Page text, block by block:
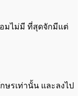
อมไม่มี ที่สุดจักมีแต่
รเท่านั้น และลงไป